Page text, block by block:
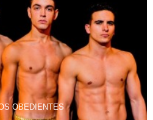
OBEDIENTES